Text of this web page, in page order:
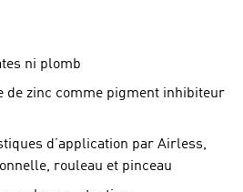
ni plomb
de zinc comme pigment inhibiteur
d’application par Airless,
rouleau et pinceau